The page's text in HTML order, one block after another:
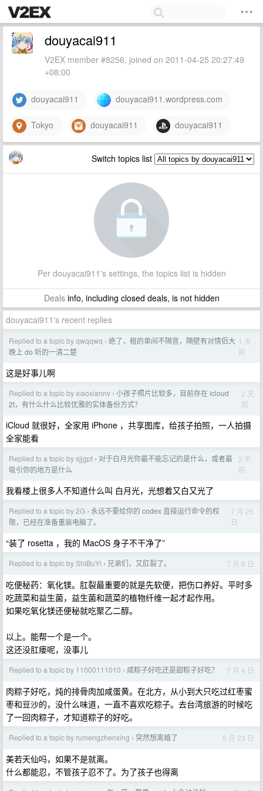
douyacai911
V2EX member #8256, joined on 2011-04-25 20:27:49
+08:00
douyacai911 douyacai911.wordpress.com
Tokyo douyacai911 douyacai911
Switch topics list
Per douyacai911's settings, the topics list is hidden
Dealsinfo, including closed deals, is not hidden
douyacai911's recent replies
Replied to a topic by qwqqwq › 绝了，租的单间不隔音，隔壁有对情侣大
晚上 do 听的一清二楚
1 天
前
这是好事儿啊
Replied to a topic by xiaoxiannv › 小孩子照片比较多，目前存在 icloud
2t，有什么什么比较优雅的实体备份方式？
2 天
前
iCloud 就很好，全家用 iPhone ，共享图库，给孩子拍照，一人拍摄
全家能看
Replied to a topic by sjjgpt › 对于白月光你最不能忘记的是什么，或者最
吸引你的地方是什么
2 天
前
我看楼上很多人不知道什么叫 白月光，光想着又白又光了
Replied to a topic by 2G › 永远不要给你的 codex 直接运行命令的权
限，已经在准备重装电脑了。
7 月 25
日
“装了 rosetta ，我的 MacOS 身子不干净了”
Replied to a topic by ShiBuYi › 兄弟们，又肛裂了。 7 月 8 日
吃便秘药：氧化镁。肛裂最重要的就是先软便，把伤口养好。平时多
吃蔬菜和益生菌，益生菌和蔬菜的植物纤维一起才起作用。
如果吃氧化镁还便秘就吃聚乙二醇。
以上。能帮一个是一个。
这还没肛瘘呢，没事儿
Replied to a topic by 11000111010 › 咸粽子好吃还是甜粽子好吃？ 7 月 4 日
肉粽子好吃，炖的排骨肉加咸蛋黄。在北方，从小到大只吃过红枣蜜
枣和豆沙的，没什么味道，一直不喜欢吃粽子。去台湾旅游的时候吃
了一回肉粽子，才知道粽子的好吃。
Replied to a topic by rumengzhenxing › 突然想离婚了 6 月 23 日
美若天仙吗，如果不是就离。
什么都能忍，不管孩子忍不了。为了孩子也得离